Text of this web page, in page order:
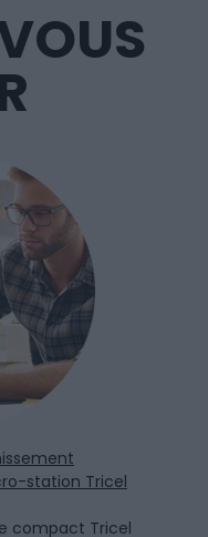
station Tricel
compact Tricel